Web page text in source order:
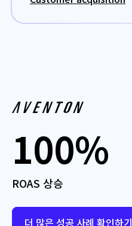
100%
ROAS 상승
더 많은 성공 사례 확인하기